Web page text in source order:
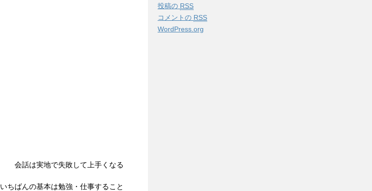
会話は実地で失敗して上手くなる
いちばんの基本は勉強・仕事すること
投稿の RSS
コメントの RSS
WordPress.org